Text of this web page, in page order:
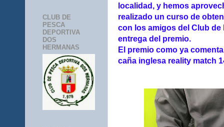
localidad, y hemos
realizado un curso de
con los amigos del Club
entrega del premio.
El premio como ya
caña inglesa reality match
CLUB DE
PESCA
DEPORTIVA
DOS
HERMANAS